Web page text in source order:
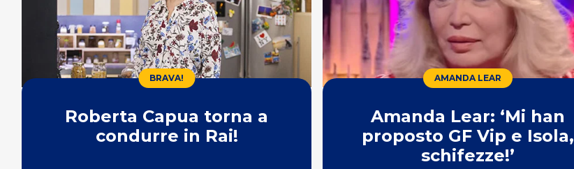
BRAVA!
Roberta Capua torna a
condurre in Rai!
AMANDA LEAR
Amanda Lear: ‘Mi han
proposto GF Vip e Isola,
schifezze!’